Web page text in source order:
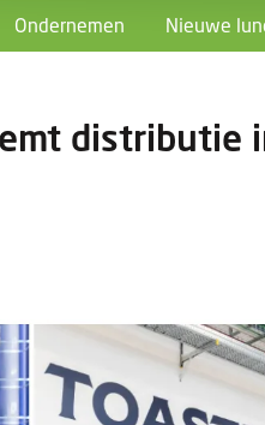
Ondernemen Nieuwe
distributie